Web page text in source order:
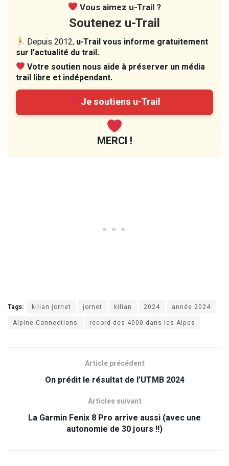
Vous aimez u-Trail ?
Soutenez u-Trail
Depuis 2012, u-Trail vous informe gratuitement
sur l’actualité du trail.
Votre soutien nous aide à préserver un média
trail libre et indépendant.
Je soutiens u-Trail
MERCI !
Tags: kilian jornet jornet kilian 2024
année 2024
Alpine Connections
record des 4000 dans les Alpes
Article précédent
On prédit le résultat de l’UTMB 2024
Articles suivant
La Garmin Fenix 8 Pro arrive aussi (avec une
autonomie de 30 jours !!)